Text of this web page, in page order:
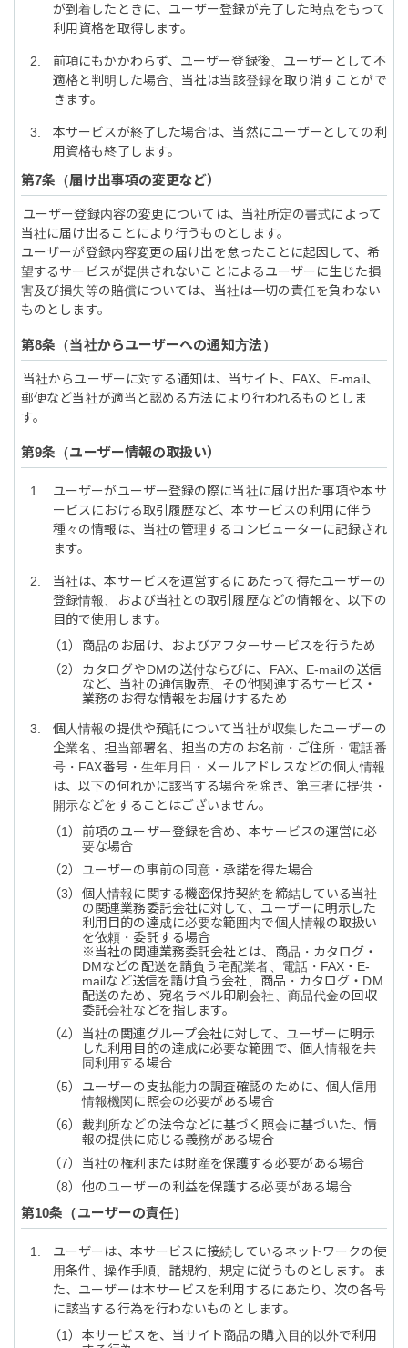
が到着したときに、ユーザー登録が完了した時点をもって
利用資格を取得します。
前項にもかかわらず、ユーザー登録後、ユーザーとして不
適格と判明した場合、当社は当該登録を取り消すことがで
きます。
本サービスが終了した場合は、当然にユーザーとしての利
用資格も終了します。
届け出事項の変更など
ユーザー登録内容の変更については、当社所定の書式によって
当社に届け出ることにより行うものとします。
ユーザーが登録内容変更の届け出を怠ったことに起因して、希
望するサービスが提供されないことによるユーザーに生じた損
害及び損失等の賠償については、当社は一切の責任を負わない
ものとします。
当社からユーザーへの通知方法
当社からユーザーに対する通知は、当サイト、FAX、E-mail、
郵便など当社が適当と認める方法により行われるものとしま
す。
ユーザー情報の取扱い
ユーザーがユーザー登録の際に当社に届け出た事項や本サ
ービスにおける取引履歴など、本サービスの利用に伴う
種々の情報は、当社の管理するコンピューターに記録され
ます。
当社は、本サービスを運営するにあたって得たユーザーの
登録情報、および当社との取引履歴などの情報を、以下の
目的で使用します。
商品のお届け、およびアフターサービスを行うため
カタログやDMの送付ならびに、FAX、E-mailの送信
など、当社の通信販売、その他関連するサービス・
業務のお得な情報をお届けするため
個人情報の提供や預託について当社が収集したユーザーの
企業名、担当部署名、担当の方のお名前・ご住所・電話番
号・FAX番号・生年月日・メールアドレスなどの個人情報
は、以下の何れかに該当する場合を除き、第三者に提供・
開示などをすることはございません。
前項のユーザー登録を含め、本サービスの運営に必
要な場合
ユーザーの事前の同意・承諾を得た場合
個人情報に関する機密保持契約を締結している当社
の関連業務委託会社に対して、ユーザーに明示した
利用目的の達成に必要な範囲内で個人情報の取扱い
を依頼・委託する場合
※当社の関連業務委託会社とは、商品・カタログ・
DMなどの配送を請負う宅配業者、電話・FAX・E-
mailなど送信を請け負う会社、商品・カタログ・DM
配送のため、宛名ラベル印刷会社、商品代金の回収
委託会社などを指します。
当社の関連グループ会社に対して、ユーザーに明示
した利用目的の達成に必要な範囲で、個人情報を共
同利用する場合
ユーザーの支払能力の調査確認のために、個人信用
情報機関に照会の必要がある場合
裁判所などの法令などに基づく照会に基づいた、情
報の提供に応じる義務がある場合
当社の権利または財産を保護する必要がある場合
他のユーザーの利益を保護する必要がある場合
ユーザーの責任
ユーザーは、本サービスに接続しているネットワークの使
用条件、操作手順、諸規約、規定に従うものとします。ま
た、ユーザーは本サービスを利用するにあたり、次の各号
に該当する行為を行わないものとします。
本サービスを、当サイト商品の購入目的以外で利用